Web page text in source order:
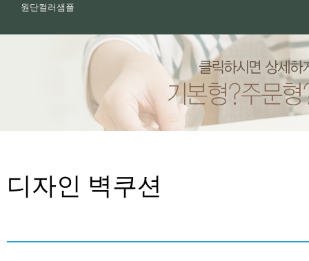
원단컬러샘플
디자인 벽쿠션